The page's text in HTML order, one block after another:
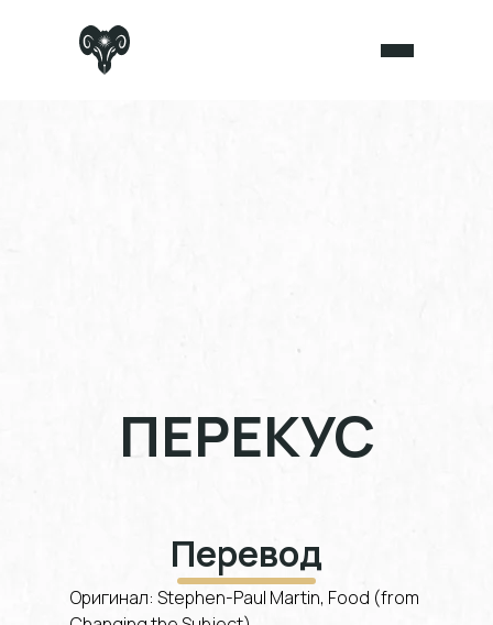
ПЕРЕКУС
Перевод
Оригинал: Stephen-Paul Martin, Food (from